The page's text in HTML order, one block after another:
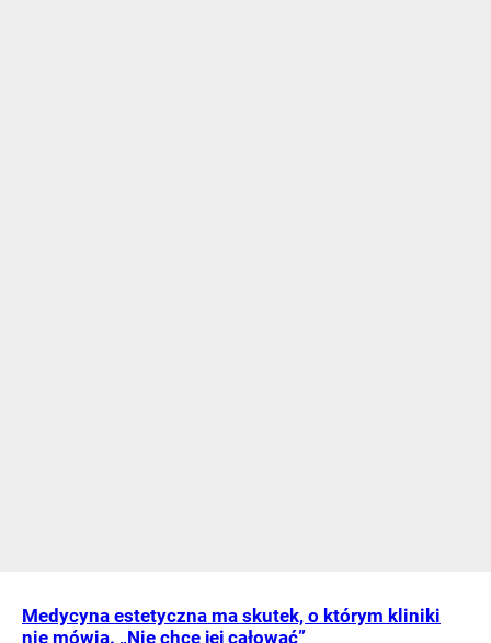
Medycyna estetyczna ma skutek, o którym kliniki
nie mówią. „Nie chcę jej całować”